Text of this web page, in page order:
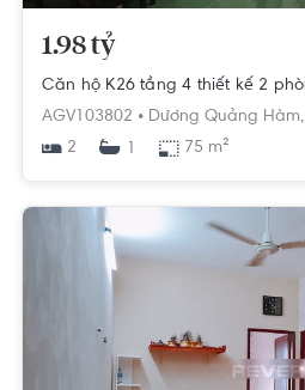
1.98 tỷ
AGV103802 • Dương Quảng Hàm,
2
75 m²